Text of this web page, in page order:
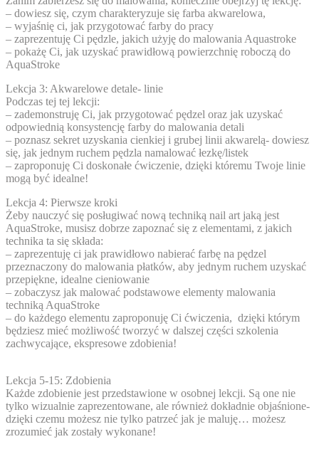
– dowiesz się, czym charakteryzuje się farba akwarelowa,
– wyjaśnię ci, jak przygotować farby do pracy
– zaprezentuję Ci pędzle, jakich użyję do malowania Aquastroke
– pokażę Ci, jak uzyskać prawidłową powierzchnię roboczą do
AquaStroke
Lekcja 3: Akwarelowe detale- linie
Podczas tej tej lekcji:
– zademonstruję Ci, jak przygotować pędzel oraz jak uzyskać
odpowiednią konsystencję farby do malowania detali
– poznasz sekret uzyskania cienkiej i grubej linii akwarelą- dowiesz
się, jak jednym ruchem pędzla namalować łezkę/listek
– zaproponuję Ci doskonałe ćwiczenie, dzięki któremu Twoje linie
mogą być idealne!
Lekcja 4: Pierwsze kroki
Żeby nauczyć się posługiwać nową techniką nail art jaką jest
AquaStroke, musisz dobrze zapoznać się z elementami, z jakich
technika ta się składa:
– zaprezentuję ci jak prawidłowo nabierać farbę na pędzel
przeznaczony do malowania płatków, aby jednym ruchem uzyskać
przepiękne, idealne cieniowanie
– zobaczysz jak malować podstawowe elementy malowania
techniką AquaStroke
– do każdego elementu zaproponuję Ci ćwiczenia, dzięki którym
będziesz mieć możliwość tworzyć w dalszej części szkolenia
zachwycające, ekspresowe zdobienia!
Lekcja 5-15: Zdobienia
Każde zdobienie jest przedstawione w osobnej lekcji. Są one nie
tylko wizualnie zaprezentowane, ale również dokładnie objaśnione-
dzięki czemu możesz nie tylko patrzeć jak je maluję… możesz
zrozumieć jak zostały wykonane!